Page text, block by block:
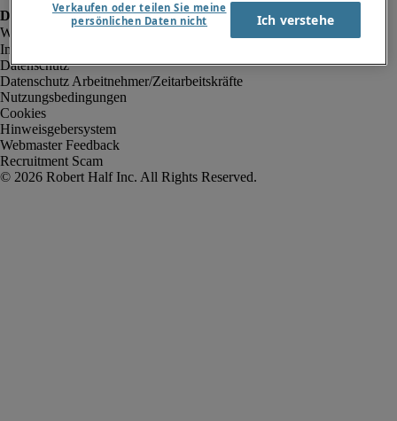
Impressum
Datenschutz
Datenschutz Arbeitnehmer/Zeitarbeitskräfte
Nutzungsbedingungen
Cookies
Hinweisgebersystem
Webmaster Feedback
Recruitment Scam
Verkaufen oder teilen Sie meine
persönlichen Daten nicht
Ich verstehe